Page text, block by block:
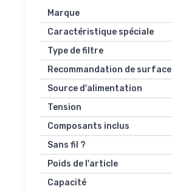
Marque
Caractéristique spéciale
Type de filtre
Recommandation de surface
Source d'alimentation
Tension
Composants inclus
Sans fil ?
Poids de l'article
Capacité